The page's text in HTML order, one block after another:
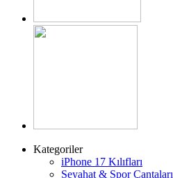
Kategoriler
iPhone 17 Kılıfları
Seyahat & Spor Çantaları